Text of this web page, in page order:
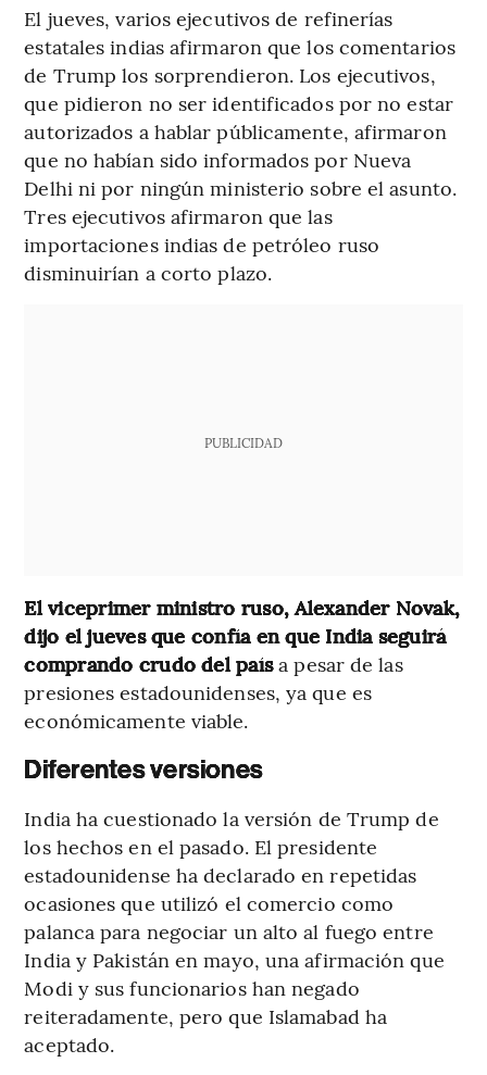
El jueves, varios ejecutivos de refinerías
estatales indias afirmaron que los comentarios
de Trump los sorprendieron. Los ejecutivos,
que pidieron no ser identificados por no estar
autorizados a hablar públicamente, afirmaron
que no habían sido informados por Nueva
Delhi ni por ningún ministerio sobre el asunto.
Tres ejecutivos afirmaron que las
importaciones indias de petróleo ruso
disminuirían a corto plazo.
PUBLICIDAD
El viceprimer ministro ruso, Alexander Novak,
dijo el jueves que confía en que India seguirá
comprando crudo del paísa pesar de las
presiones estadounidenses, ya que es
económicamente viable.
Diferentes versiones
India ha cuestionado la versión de Trump de
los hechos en el pasado. El presidente
estadounidense ha declarado en repetidas
ocasiones que utilizó el comercio como
palanca para negociar un alto al fuego entre
India y Pakistán en mayo, una afirmación que
Modi y sus funcionarios han negado
reiteradamente, pero que Islamabad ha
aceptado.